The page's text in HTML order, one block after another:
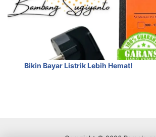
Bikin Bayar Listrik Lebih Hemat!